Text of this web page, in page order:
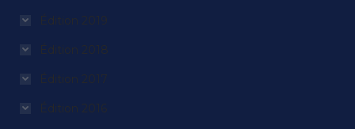
Édition 2019
Édition 2018
Édition 2017
Édition 2016